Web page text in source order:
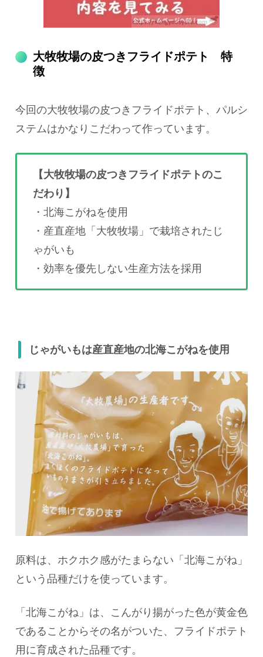
大牧牧場の皮つきフライドポテト 特
徴
今回の大牧牧場の皮つきフライドポテト、パルシ
ステムはかなりこだわって作っています。
【大牧牧場の皮つきフライドポテトのこ
だわり】
・北海こがねを使用
・産直産地「大牧牧場」で栽培されたじ
ゃがいも
・効率を優先しない生産方法を採用
じゃがいもは産直産地の北海こがねを使用
原料は、ホクホク感がたまらない「北海こがね」
という品種だけを使っています。
「北海こがね」は、こんがり揚がった色が黄金色
であることからその名がついた、フライドポテト
用に育成された品種です。